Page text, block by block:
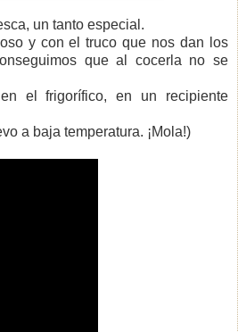
un tanto especial.
y con el truco que nos dan los
que al cocerla no se
en el frigorífico, en un recipiente
a baja temperatura. ¡Mola!)